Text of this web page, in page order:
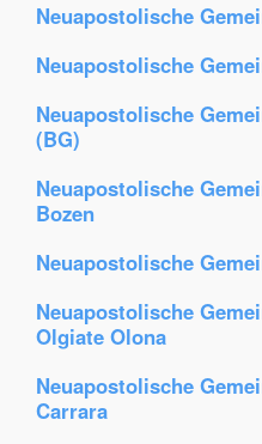
Neuapostolische
Neuapostolische
Neuapostolische
(BG)
Neuapostolische
Bozen
Neuapostolische
Neuapostolische
Olgiate Olona
Neuapostolische
Carrara